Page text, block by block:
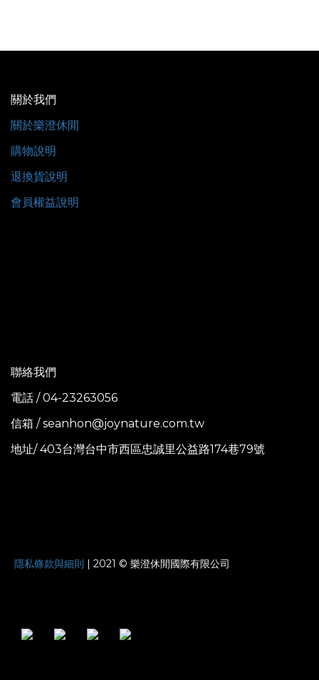
關於我們
關於樂澄休閒
購物說明
退換貨說明
會員權益說明
聯絡我們
電話 / 04-23263056
信箱 / seanhon@joynature.com.tw
地址/ 403台灣台中市西區忠誠里公益路174巷79號
隱私條款與細則 | 2021 © 樂澄休閒國際有限公司